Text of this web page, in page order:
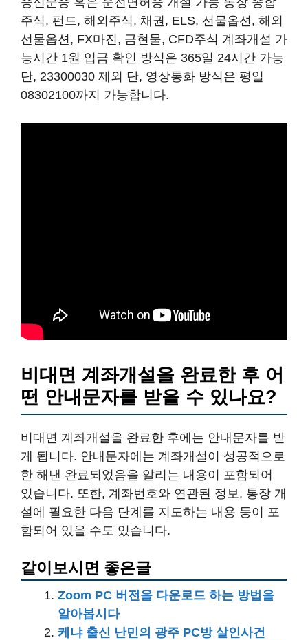
주식, 펀드, 해외주식, 채권, ELS, 선물옵션, 해외
선물옵션, FX마진, 금현물, CFD주식 계좌개설 가
능시간 1원 입금 확인 방식은 365일 24시간 가능
단, 23300030 제외 단, 영상통화 방식은 평일
08302100까지 가능합니다.
비대면 계좌개설을 완료한 후 어
떤 안내문자를 받을 수 있나요?
비대면 계좌개설을 완료한 후에는 안내문자를 받
게 됩니다. 안내문자에는 계좌개설이 성공적으로
한 해낸 완료되었음을 알리는 내용이 포함되어
있습니다. 또한, 계좌번호와 연관된 정보, 통장 개
설에 필요한 다음 단계를 지도하는 내용 등이 포
함되어 있을 수도 있습니다.
같이보시면 좋은글
Zoom PC 버전을 다운로드 하는 방법을
알아봅시다
케냐 출신 난민의 광주 PC방 살인사건